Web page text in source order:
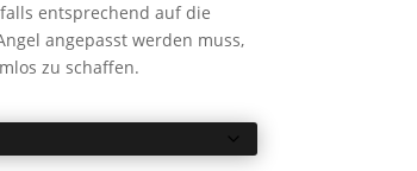
entsprechend auf die
angepasst werden muss,
zu schaffen.